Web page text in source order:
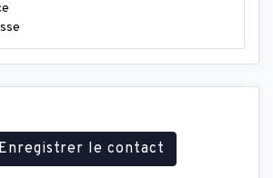
Enregistrer le contact